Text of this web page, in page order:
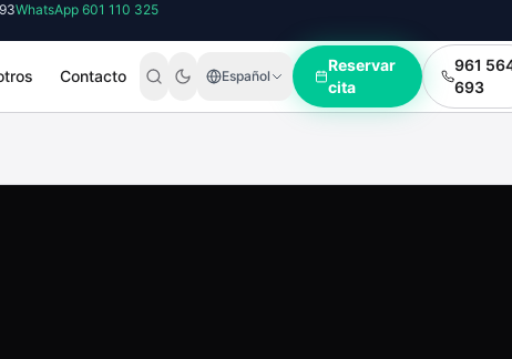
WhatsApp 601 110 325
Contacto Español
Reservar
cita
961
693